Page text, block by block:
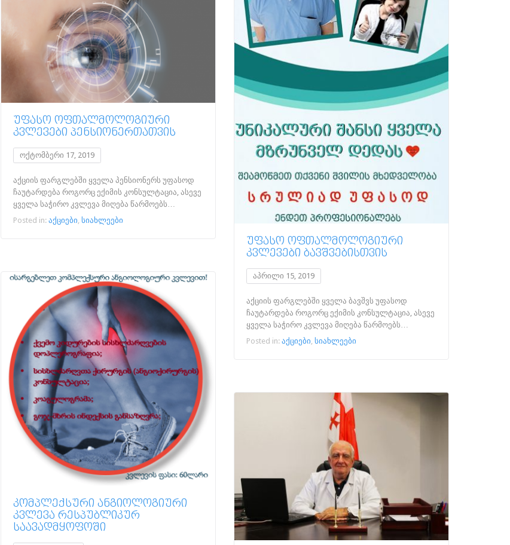
ᲣᲤᲐᲡᲝ ᲝᲤᲗᲐᲚᲛᲝᲚᲝᲒᲘᲣᲠᲘ
ᲙᲕᲚᲔᲕᲔᲑᲘ ᲞᲔᲜᲡᲘᲝᲜᲔᲠᲗᲐᲗᲕᲘᲡ
ოქტომბერი 17, 2019
აქციის ფარგლებში ყველა პენსიონერს უფასოდ
ჩაუტარდება როგორც ექიმის კონსულტაცია, ასევე
ყველა საჭირო კვლევა მიღება წარმოებს…
Posted in: აქციები სიახლეები
ᲣᲤᲐᲡᲝ ᲝᲤᲗᲐᲚᲛᲝᲚᲝᲒᲘᲣᲠᲘ
ᲙᲕᲚᲔᲕᲔᲑᲘ ᲑᲐᲕᲨᲕᲔᲑᲘᲡᲗᲕᲘᲡ
აპრილი 15, 2019
აქციის ფარგლებში ყველა ბავშვს უფასოდ
ჩაუტარდება როგორც ექიმის კონსულტაცია, ასევე
ყველა საჭირო კვლევა მიღება წარმოებს…
Posted in: აქციები სიახლეები
ᲙᲝᲛᲞᲚᲔᲥᲡᲣᲠᲘ ᲐᲜᲒᲘᲝᲚᲝᲒᲘᲣᲠᲘ
ᲙᲕᲚᲔᲕᲐ ᲠᲔᲡᲞᲣᲑᲚᲘᲙᲣᲠ
ᲡᲐᲐᲕᲐᲓᲛᲧᲝᲤᲝᲨᲘ